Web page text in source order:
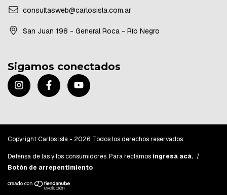
consultasweb@carlosisla.com.ar
San Juan 198 - General Roca - Río Negro
Sigamos conectados
Copyright Carlos Isla - 2026. Todos los derechos reservados.
Defensa de las y los consumidores. Para reclamos ingresá acá. /
Botón de arrepentimiento